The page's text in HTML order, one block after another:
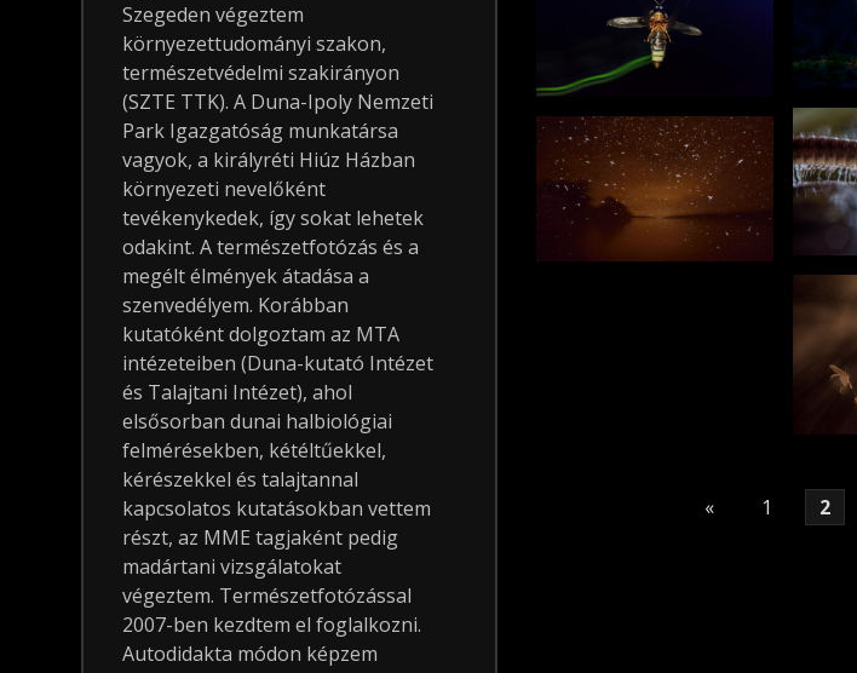
Szegeden végeztem
környezettudományi szakon,
természetvédelmi szakirányon
(SZTE TTK). A Duna-Ipoly Nemzeti
Park Igazgatóság munkatársa
vagyok, a királyréti Hiúz Házban
környezeti nevelőként
tevékenykedek, így sokat lehetek
odakint. A természetfotózás és a
megélt élmények átadása a
szenvedélyem. Korábban
kutatóként dolgoztam az MTA
intézeteiben (Duna-kutató Intézet
és Talajtani Intézet), ahol
elsősorban dunai halbiológiai
felmérésekben, kétéltűekkel,
kérészekkel és talajtannal
kapcsolatos kutatásokban vettem
részt, az MME tagjaként pedig
madártani vizsgálatokat
végeztem. Természetfotózással
2007-ben kezdtem el foglalkozni.
Autodidakta módon képzem
« 1 2